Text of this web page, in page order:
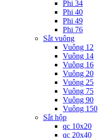
Phi 34
Phi 40
Phi 49
Phi 76
Sắt vuông
Vuông 12
Vuông 14
Vuông 16
Vuông 20
Vuông 25
Vuông 75
Vuông 90
Vuông 150
Sắt hộp
qc 10x20
qc 20x40